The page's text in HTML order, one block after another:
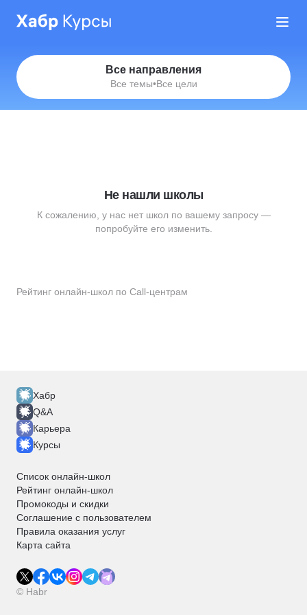
Все направления
Все темы•Все цели
Рейтинг онлайн-школ по Call-центрам
Не нашли школы
К сожалению, у нас нет школ по вашему запросу —
попробуйте его изменить.
Хабр
Q&A
Карьера
Курсы
Список онлайн-школ
Рейтинг онлайн-школ
Промокоды и скидки
Соглашение с пользователем
Правила оказания услуг
Карта сайта
© Habr